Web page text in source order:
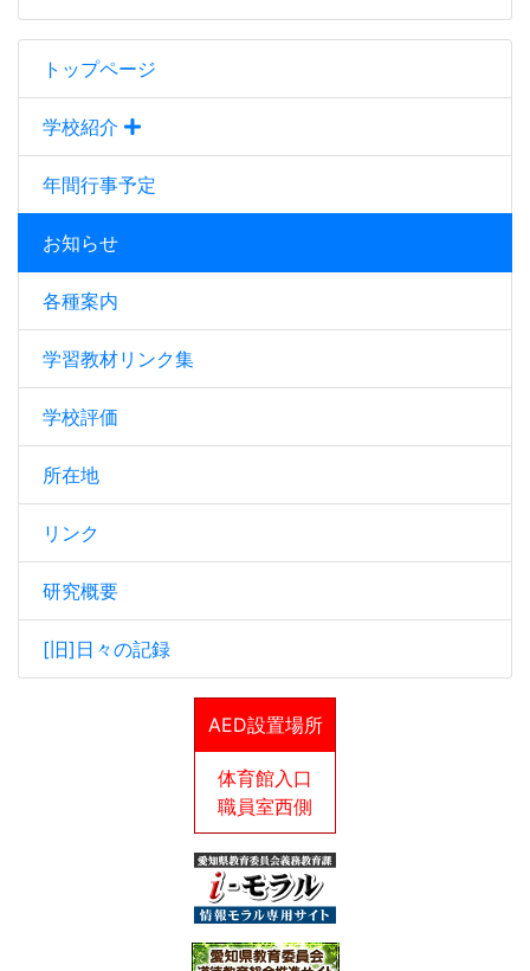
トップページ
学校紹介
年間行事予定
お知らせ
各種案内
学習教材リンク集
学校評価
所在地
リンク
研究概要
[旧]日々の記録
AED設置場所
体育館入口
職員室西側